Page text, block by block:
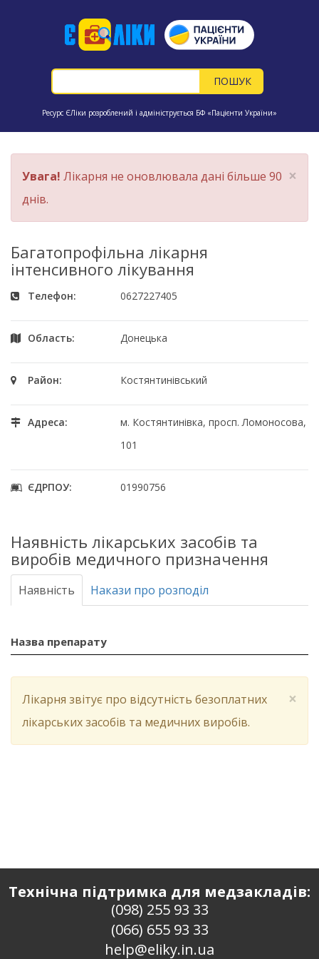
Ресурс ЄЛіки розроблений і адмініструється БФ «Пацієнти України»
×
Увага! Лікарня не оновлювала дані більше 90
днів.
Багатопрофільна лікарня
інтенсивного лікування
Телефон: 0627227405
Область: Донецька
Район: Костянтинівський
Адреса:
м. Костянтинівка, просп. Ломоносова,
101
ЄДРПОУ: 01990756
Наявність лікарських засобів та
виробів медичного призначення
Наявність Накази про розподіл
Назва препарату
×
Лікарня звітує про відсутність безоплатних
лікарських засобів та медичних виробів.
Технічна підтримка для медзакладів:
(098) 255 93 33
(066) 655 93 33
help@eliky.in.ua